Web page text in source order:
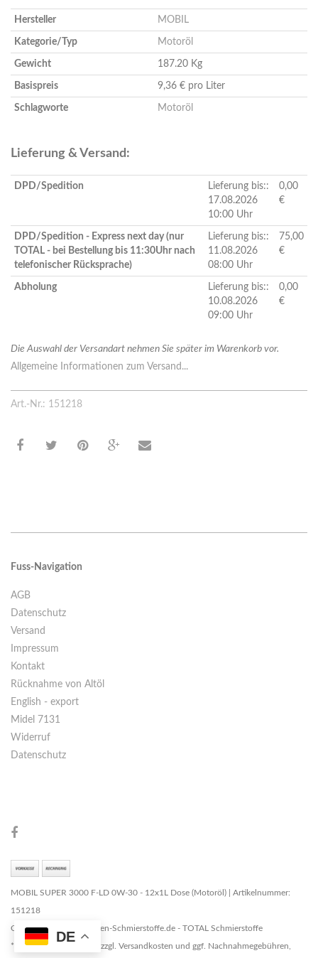
DE
Hersteller MOBIL
Kategorie/Typ Motoröl
Gewicht 187.20 Kg
Basispreis 9,36 € pro Liter
Schlagworte Motoröl
Lieferung & Versand:
DPD/Spedition
Lieferung bis::
17.08.2026
10:00 Uhr
0,00
€
DPD/Spedition - Express next day (nur
TOTAL - bei Bestellung bis 11:30Uhr nach
telefonischer Rücksprache)
Lieferung bis::
11.08.2026
08:00 Uhr
75,00
€
Abholung
Lieferung bis::
10.08.2026
09:00 Uhr
0,00
€
Die Auswahl der Versandart nehmen Sie später im Warenkorb vor.
Allgemeine Informationen zum Versand...
Art.-Nr.: 151218
Fuss-Navigation
AGB
Datenschutz
Versand
Impressum
Kontakt
Rücknahme von Altöl
English - export
Midel 7131
Widerruf
Datenschutz
MOBIL SUPER 3000 F-LD 0W-30 - 12x1L Dose (Motoröl) | Artikelnummer:
151218
Copyright © 2026 Marken-Schmierstoffe.de - TOTAL Schmierstoffe
* Alle Preise zzgl. MwSt. zzgl. Versandkosten und ggf. Nachnahmegebühren,